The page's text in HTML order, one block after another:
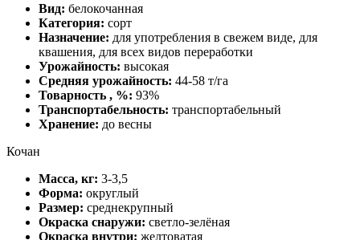
Вид: белокочанная
Категория: сорт
Назначение: для употребления в свежем виде, для
квашения, для всех видов переработки
Урожайность: высокая
Средняя урожайность: 44-58 т/га
Товарность , %: 93%
Транспортабельность: транспортабельный
Хранение: до весны
Кочан
Масса, кг: 3-3,5
Форма: округлый
Размер: среднекрупный
Окраска снаружи: светло-зелёная
Окраска внутри: желтоватая